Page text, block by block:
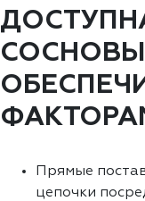
Прямые
цепочки